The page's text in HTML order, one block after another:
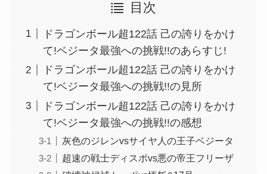
目次
ドラゴンボール超122話 己の誇りをかけ
て!ベジータ最強への挑戦!!のあらすじ!
ドラゴンボール超122話 己の誇りをかけ
て!ベジータ最強への挑戦!!の見所
ドラゴンボール超122話 己の誇りをかけ
て!ベジータ最強への挑戦!!の感想
灰色のジレンvsサイヤ人の王子ベジータ
超速の戦士ディスポvs悪の帝王フリーザ